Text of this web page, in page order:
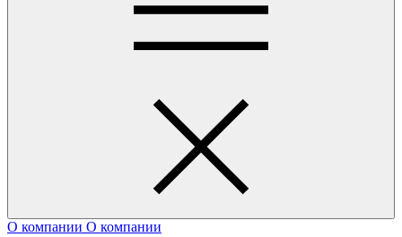
О компании О компании